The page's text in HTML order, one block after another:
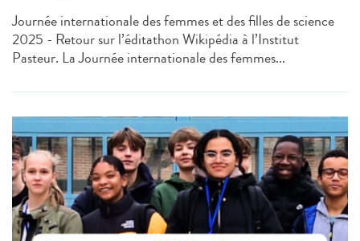
Journée internationale des femmes et des filles de science
2025 - Retour sur l’éditathon Wikipédia à l’Institut
Pasteur. La Journée internationale des femmes...